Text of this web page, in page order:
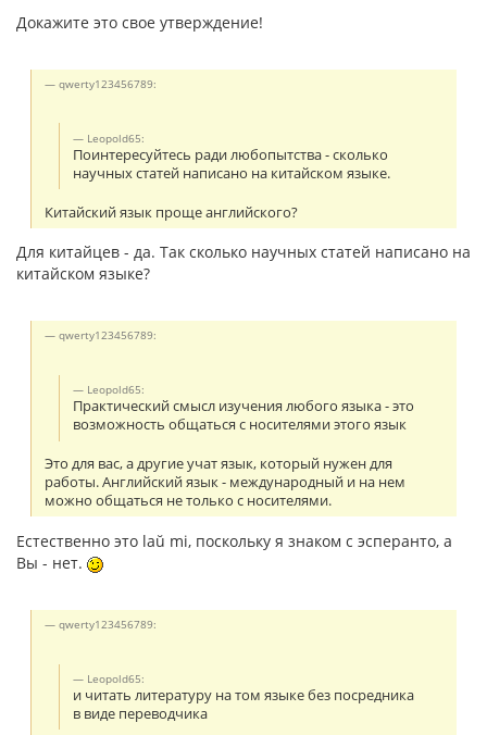
Докажите это свое утверждение!
qwerty123456789:
Leopold65:
Поинтересуйтесь ради любопытства - сколько
научных статей написано на китайском языке.
Китайский язык проще английского?
Для китайцев - да. Так сколько научных статей написано на
китайском языке?
qwerty123456789:
Leopold65:
Практический смысл изучения любого языка - это
возможность общаться с носителями этого язык
Это для вас, а другие учат язык, который нужен для
работы. Английский язык - международный и на нем
можно общаться не только с носителями.
Естественно это laŭ mi, поскольку я знаком с эсперанто, а
Вы - нет.
qwerty123456789:
Leopold65:
и читать литературу на том языке без посредника
в виде переводчика